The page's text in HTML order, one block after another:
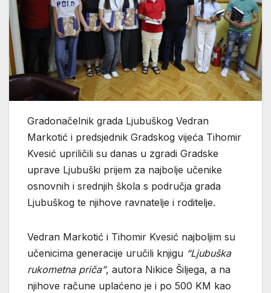
Gradonačelnik grada Ljubuškog Vedran
Markotić i predsjednik Gradskog vijeća Tihomir
Kvesić upriličili su danas u zgradi Gradske
uprave Ljubuški prijem za najbolje učenike
osnovnih i srednjih škola s područja grada
Ljubuškog te njihove ravnatelje i roditelje.
Vedran Markotić i Tihomir Kvesić najboljim su
učenicima generacije uručili knjigu “Ljubuška
rukometna priča”, autora Nikice Šiljega, a na
njihove račune uplaćeno je i po 500 KM kao